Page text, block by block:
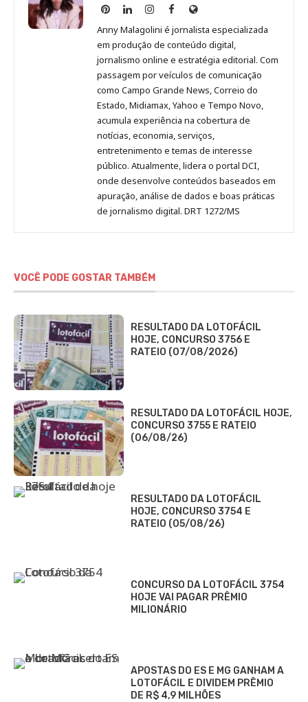
Anny
Malagolini
no
Pinterest
Anny
Malagolini
no
LinkedIn
Anny
Malagolini
no
Instagram
Anny
Malagolini
no
Facebook
Site
de
Anny
Malagolini
Anny Malagolini é jornalista especializada
em produção de conteúdo digital,
jornalismo online e estratégia editorial. Com
passagem por veículos de comunicação
como Campo Grande News, Correio do
Estado, Midiamax, Yahoo e Tempo Novo,
acumula experiência na cobertura de
notícias, economia, serviços,
entretenimento e temas de interesse
público. Atualmente, lidera o portal DCI,
onde desenvolve conteúdos baseados em
apuração, análise de dados e boas práticas
de jornalismo digital. DRT 1272/MS
VOCÊ PODE GOSTAR TAMBÉM
RESULTADO DA LOTOFÁCIL
HOJE, CONCURSO 3756 E
RATEIO (07/08/2026)
RESULTADO DA LOTOFÁCIL HOJE,
CONCURSO 3755 E RATEIO
(06/08/26)
RESULTADO DA LOTOFÁCIL
HOJE, CONCURSO 3754 E
RATEIO (05/08/26)
CONCURSO DA LOTOFÁCIL 3754
HOJE VAI PAGAR PRÊMIO
MILIONÁRIO
APOSTAS DO ES E MG GANHAM A
LOTOFÁCIL E DIVIDEM PRÊMIO
DE R$ 4,9 MILHÕES